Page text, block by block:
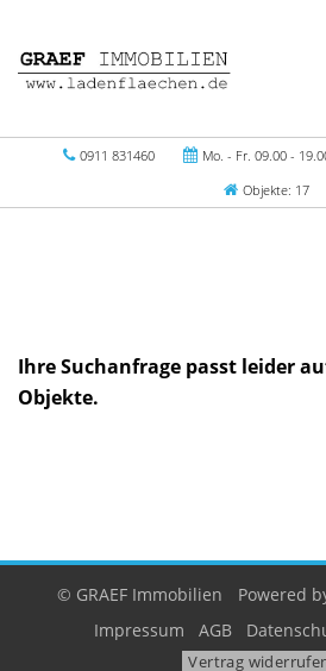
0911 831460 Mo. - Fr. 09.00 -
Objekte: 17
Ihre Suchanfrage passt leider
Objekte.
© GRAEF Immobilien Powered
Impressum
AGB
Vertrag